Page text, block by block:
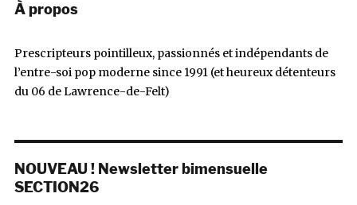
À propos
Prescripteurs pointilleux, passionnés et indépendants de
l’entre-soi pop moderne since 1991 (et heureux détenteurs
du 06 de Lawrence-de-Felt)
NOUVEAU ! Newsletter bimensuelle
SECTION26